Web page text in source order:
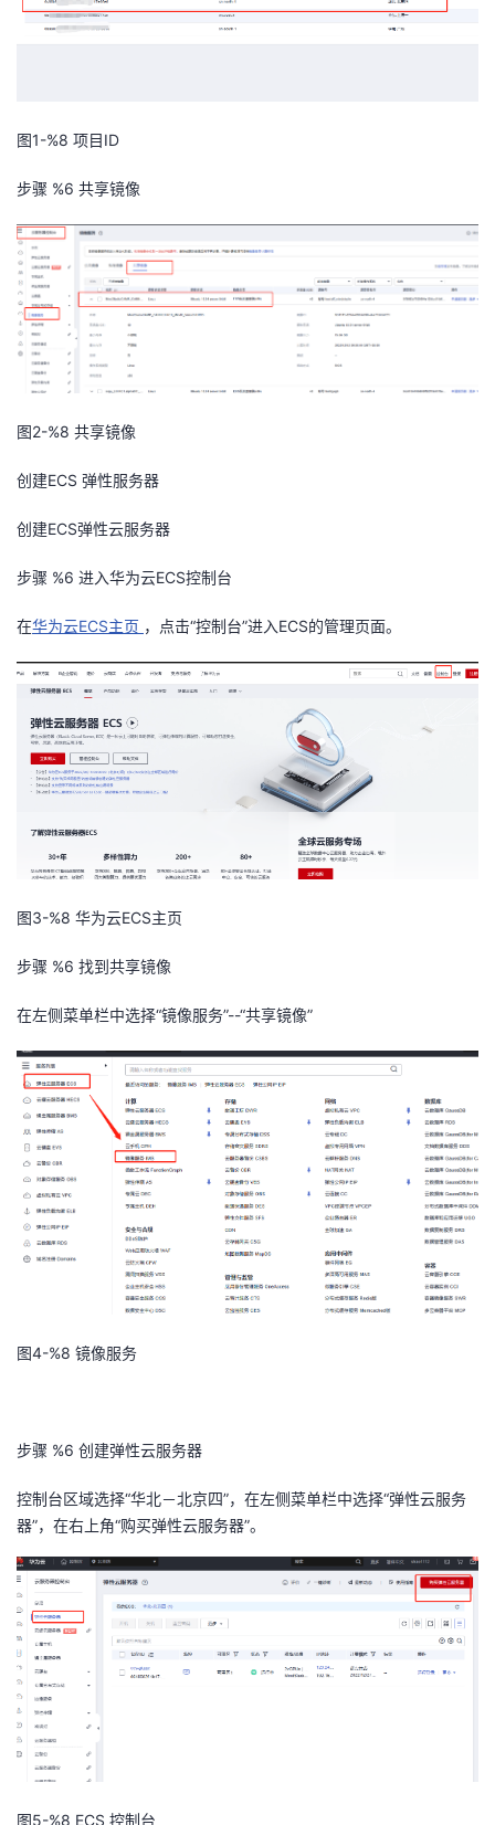
图1-%8 项目ID
步骤 %6 共享镜像
图2-%8 共享镜像
创建ECS 弹性服务器
创建ECS弹性云服务器
步骤 %6 进入华为云ECS控制台
在华为云ECS主页 ，点击“控制台”进入ECS的管理页面。
图3-%8 华为云ECS主页
步骤 %6 找到共享镜像
在左侧菜单栏中选择“镜像服务”--“共享镜像”
图4-%8 镜像服务
步骤 %6 创建弹性云服务器
控制台区域选择“华北－北京四”，在左侧菜单栏中选择“弹性云服务
器”，在右上角“购买弹性云服务器”。
图5-%8 ECS 控制台